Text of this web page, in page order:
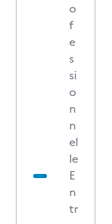
o
f
e
s
si
o
n
n
el
le
E
n
tr